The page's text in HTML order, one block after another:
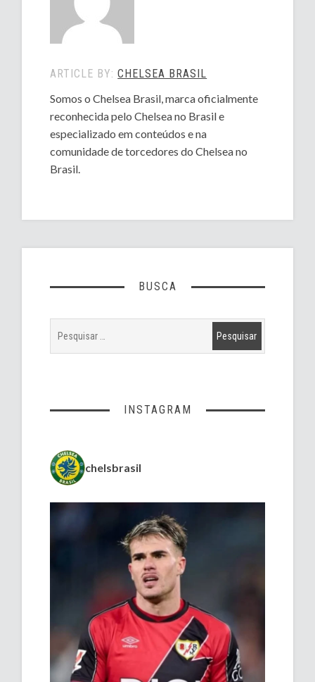
ARTICLE BY:CHELSEA BRASIL
Somos o Chelsea Brasil, marca oficialmente
reconhecida pelo Chelsea no Brasil e
especializado em conteúdos e na
comunidade de torcedores do Chelsea no
Brasil.
BUSCA
INSTAGRAM
chelsbrasil